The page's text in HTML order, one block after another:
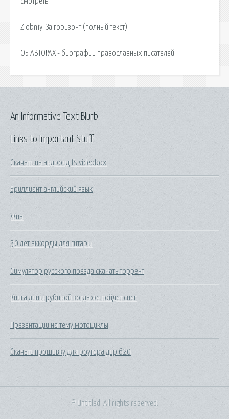
Zlobniy. За горизонт.(полный текст).
ОБ АВТОРАХ - биографии православных писателей.
Links to Important Stuff
Скачать на андроид fs videobox
Бриллиант английский язык
Жна
30 лет аккорды для гитары
Симулятор русского поезда скачать торрент
Книга дины рубиной когда же пойдет снег
Презентации на тему мотоциклы
Скачать прошивку для роутера дир 620
An Informative Text Blurb
© Untitled. All rights reserved.